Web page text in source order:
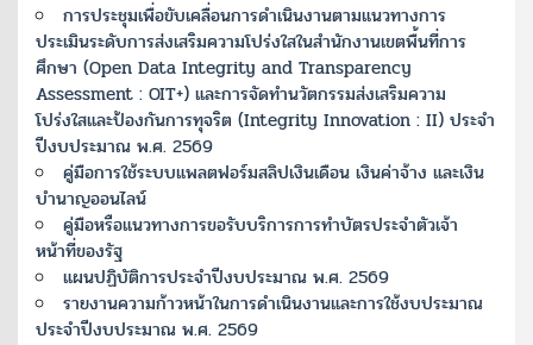
การประชุมเพื่อขับเคลื่อนการดำเนินงานตามแนวทางการ
ประเมินระดับการส่งเสริมความโปร่งใสในสำนักงานเขตพื้นที่การ
ศึกษา (Open Data Integrity and Transparency
Assessment : OIT+) และการจัดทำนวัตกรรมส่งเสริมความ
โปร่งใสและป้องกันการทุจริต (Integrity Innovation : II) ประจำ
ปีงบประมาณ พ.ศ. 2569
คู่มือการใช้ระบบแพลตฟอร์มสลิปเงินเดือน เงินค่าจ้าง และเงิน
บำนาญออนไลน์
คู่มือหรือแนวทางการขอรับบริการการทำบัตรประจำตัวเจ้า
หน้าที่ของรัฐ
แผนปฏิบัติการประจำปีงบประมาณ พ.ศ. 2569
รายงานความก้าวหน้าในการดำเนินงานและการใช้งบประมาณ
ประจำปีงบประมาณ พ.ศ. 2569